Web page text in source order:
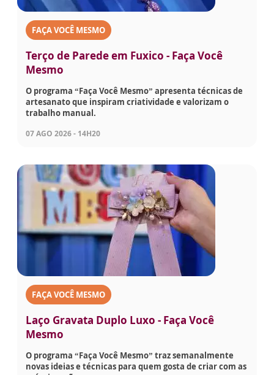
FAÇA VOCÊ MESMO
Terço de Parede em Fuxico - Faça Você
Mesmo
O programa “Faça Você Mesmo” apresenta técnicas de
artesanato que inspiram criatividade e valorizam o
trabalho manual.
07 AGO 2026 - 14H20
FAÇA VOCÊ MESMO
Laço Gravata Duplo Luxo - Faça Você
Mesmo
O programa “Faça Você Mesmo” traz semanalmente
novas ideias e técnicas para quem gosta de criar com as